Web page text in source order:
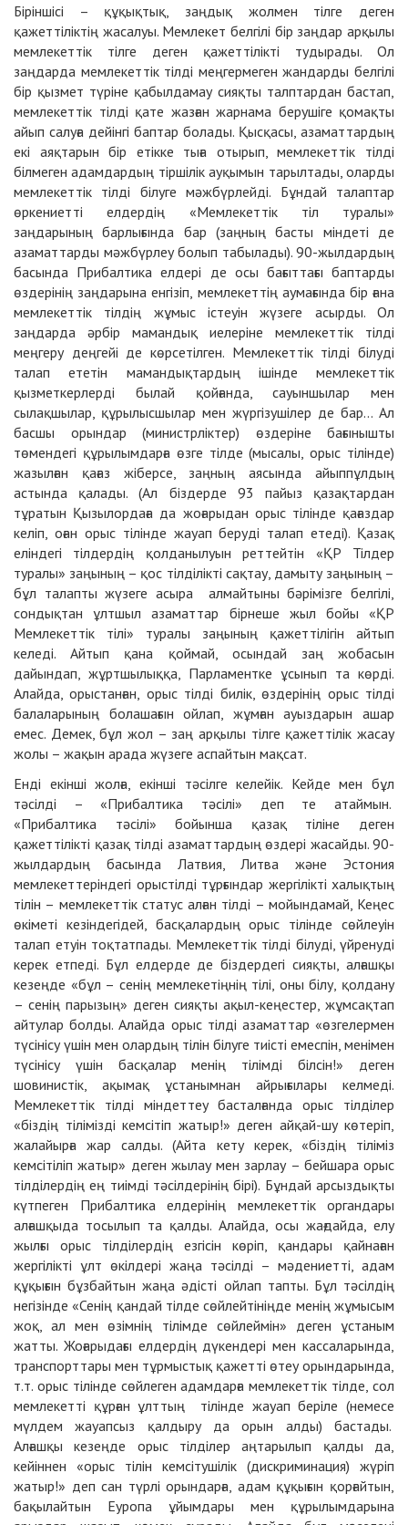
Біріншісі – құқықтық, заңдық жолмен тілге деген
қажеттіліктің жасалуы. Мемлекет белгілі бір заңдар арқылы
мемлекеттік тілге деген қажеттілікті тудырады. Ол
заңдарда мемлекеттік тілді меңгермеген жандарды белгілі
бір қызмет түріне қабылдамау сияқты талптардан бастап,
мемлекеттік тілді қате жазған жарнама берушіге қомақты
айып салуға дейінгі баптар болады. Қысқасы, азаматтардың
екі аяқтарын бір етікке тыға отырып, мемлекеттік тілді
білмеген адамдардың тіршілік ауқымын тарылтады, оларды
мемлекеттік тілді білуге мәжбүрлейді. Бұндай талаптар
өркениетті елдердің «Мемлекеттік тіл туралы»
заңдарының барлығында бар (заңның басты міндеті де
азаматтарды мәжбүрлеу болып табылады). 90-жылдардың
басында Прибалтика елдері де осы бағыттағы баптарды
өздерінің заңдарына енгізіп, мемлекеттің аумағында бір ғана
мемлекеттік тілдің жұмыс істеуін жүзеге асырды. Ол
заңдарда әрбір мамандық иелеріне мемлекеттік тілді
меңгеру деңгейі де көрсетілген. Мемлекеттік тілді білуді
талап ететін мамандықтардың ішінде мемлекеттік
қызметкерлерді былай қойғанда, сауыншылар мен
сылақшылар, құрылысшылар мен жүргізушілер де бар... Ал
басшы орындар (министрліктер) өздеріне бағынышты
төмендегі құрылымдарға өзге тілде (мысалы, орыс тілінде)
жазылған қағаз жіберсе, заңның аясында айыппұлдың
астында қалады. (Ал біздерде 93 пайыз қазақтардан
тұратын Қызылордаға да жоғарыдан орыс тілінде қағаздар
келіп, оған орыс тілінде жауап беруді талап етеді). Қазақ
еліндегі тілдердің қолданылуын реттейтін «ҚР Тілдер
туралы» заңының – қос тілділікті сақтау, дамыту заңының –
бұл талапты жүзеге асыра алмайтыны бәрімізге белгілі,
сондықтан ұлтшыл азаматтар бірнеше жыл бойы «ҚР
Мемлекеттік тілі» туралы заңының қажеттілігін айтып
келеді. Айтып қана қоймай, осындай заң жобасын
дайындап, жұртшылыққа, Парламентке ұсынып та көрді.
Алайда, орыстанған, орыс тілді билік, өздерінің орыс тілді
балаларының болашағын ойлап, жұмған ауыздарын ашар
емес. Демек, бұл жол – заң арқылы тілге қажеттілік жасау
жолы – жақын арада жүзеге аспайтын мақсат.
Енді екінші жолға, екінші тәсілге келейік. Кейде мен бұл
тәсілді – «Прибалтика тәсілі» деп те атаймын.
«Прибалтика тәсілі» бойынша қазақ тіліне деген
қажеттілікті қазақ тілді азаматтардың өздері жасайды. 90-
жылдардың басында Латвия, Литва және Эстония
мемлекеттеріндегі орыстілді тұрғындар жергілікті халықтың
тілін – мемлекеттік статус алған тілді – мойындамай, Кеңес
өкіметі кезіндегідей, басқалардың орыс тілінде сөйлеуін
талап етуін тоқтатпады. Мемлекеттік тілді білуді, үйренуді
керек етпеді. Бұл елдерде де біздердегі сияқты, алғашқы
кезеңде «бұл – сенің мемлекетіңнің тілі, оны білу, қолдану
– сенің парызың» деген сияқты ақыл-кеңестер, жұмсақтап
айтулар болды. Алайда орыс тілді азаматтар «өзгелермен
түсінісу үшін мен олардың тілін білуге тиісті емеспін, менімен
түсінісу үшін басқалар менің тілімді білсін!» деген
шовинистік, ақымақ ұстанымнан айрығылары келмеді.
Мемлекеттік тілді міндеттеу басталғанда орыс тілділер
«біздің тілімізді кемсітіп жатыр!» деген айқай-шу көтеріп,
жалайырға жар салды. (Айта кету керек, «біздің тіліміз
кемсітіліп жатыр» деген жылау мен зарлау – бейшара орыс
тілділердің ең тиімді тәсілдерінің бірі). Бұндай арсыздықты
күтпеген Прибалтика елдерінің мемлекеттік органдары
алғашқыда тосылып та қалды. Алайда, осы жағдайда, елу
жылғы орыс тілділердің езгісін көріп, қандары қайнаған
жергілікті ұлт өкілдері жаңа тәсілді – мәдениетті, адам
құқығын бұзбайтын жаңа әдісті ойлап тапты. Бұл тәсілдің
негізінде «Сенің қандай тілде сөйлейтініңде менің жұмысым
жоқ, ал мен өзімнің тілімде сөйлеймін» деген ұстаным
жатты. Жоғарыдағы елдердің дүкендері мен кассаларында,
транспорттары мен тұрмыстық қажетті өтеу орындарында,
т.т. орыс тілінде сөйлеген адамдарға мемлекеттік тілде, сол
мемлекетті құрған ұлттың тілінде жауап беріле (немесе
мүлдем жауапсыз қалдыру да орын алды) бастады.
Алғашқы кезеңде орыс тілділер аңтарылып қалды да,
кейіннен «орыс тілін кемсітушілік (дискриминация) жүріп
жатыр!» деп сан түрлі орындарға, адам құқығын қорғайтын,
бақылайтын Еуропа ұйымдары мен құрылымдарына